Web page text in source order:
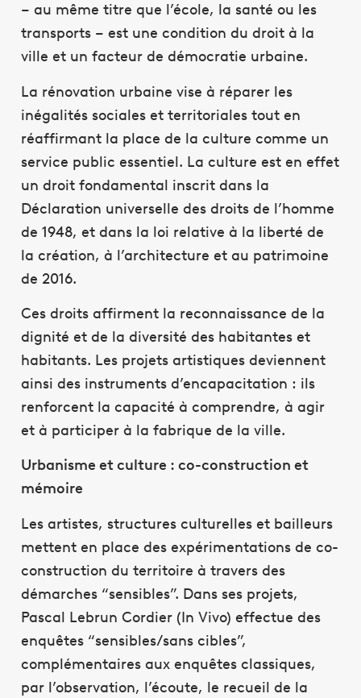
– au même titre que l’école, la santé ou les
transports – est une condition du droit à la
ville et un facteur de démocratie urbaine.
La rénovation urbaine vise à réparer les
inégalités sociales et territoriales tout en
réaffirmant la place de la culture comme un
service public essentiel. La culture est en effet
un droit fondamental inscrit dans la
Déclaration universelle des droits de l’homme
de 1948, et dans la loi relative à la liberté de
la création, à l’architecture et au patrimoine
de 2016.
Ces droits affirment la reconnaissance de la
dignité et de la diversité des habitantes et
habitants. Les projets artistiques deviennent
ainsi des instruments d’encapacitation : ils
renforcent la capacité à comprendre, à agir
et à participer à la fabrique de la ville.
Urbanisme et culture : co-construction et
mémoire
Les artistes, structures culturelles et bailleurs
mettent en place des expérimentations de co-
construction du territoire à travers des
démarches “sensibles”. Dans ses projets,
Pascal Lebrun Cordier (In Vivo) effectue des
enquêtes “sensibles/sans cibles”,
complémentaires aux enquêtes classiques,
par l’observation, l’écoute, le recueil de la